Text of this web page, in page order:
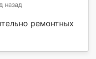
назад
ремонтных